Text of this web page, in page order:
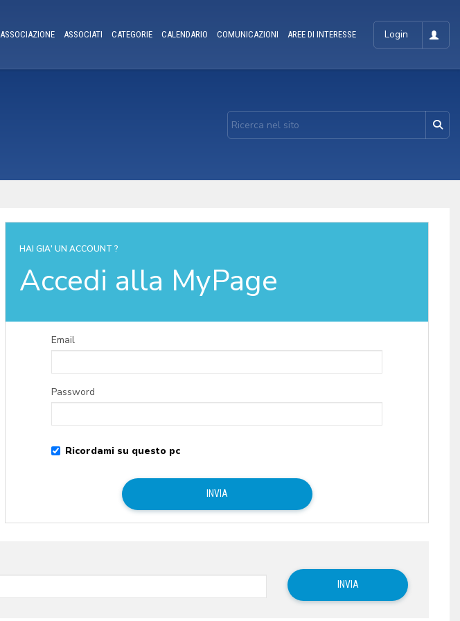
Login
ASSOCIAZIONE ASSOCIATI CATEGORIE CALENDARIO COMUNICAZIONI AREE DI INTERESSE
HAI GIA' UN ACCOUNT ?
Accedi alla MyPage
Email
Password
Ricordami su questo pc